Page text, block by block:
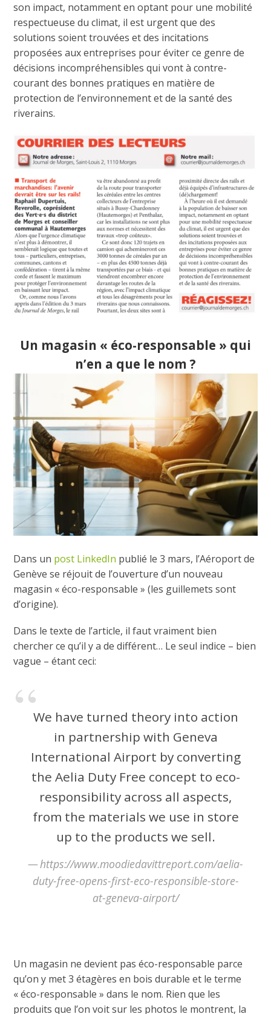
son impact, notamment en optant pour une mobilité
respectueuse du climat, il est urgent que des
solutions soient trouvées et des incitations
proposées aux entreprises pour éviter ce genre de
décisions incompréhensibles qui vont à contre-
courant des bonnes pratiques en matière de
protection de l’environnement et de la santé des
riverains.
Un magasin « éco-responsable » qui
n’en a que le nom ?
Dans un post LinkedIn publié le 3 mars, l’Aéroport de
Genève se réjouit de l’ouverture d’un nouveau
magasin « éco-responsable » (les guillemets sont
d’origine).
Dans le texte de l’article, il faut vraiment bien
chercher ce qu’il y a de différent… Le seul indice – bien
vague – étant ceci:
We have turned theory into action
in partnership with Geneva
International Airport by converting
the Aelia Duty Free concept to eco-
responsibility across all aspects,
from the materials we use in store
up to the products we sell.
https://www.moodiedavittreport.com/aelia-
duty-free-opens-first-eco-responsible-store-
at-geneva-airport/
Un magasin ne devient pas éco-responsable parce
qu’on y met 3 étagères en bois durable et le terme
« éco-responsable » dans le nom. Rien que les
produits que l’on voit sur les photos le montrent, la